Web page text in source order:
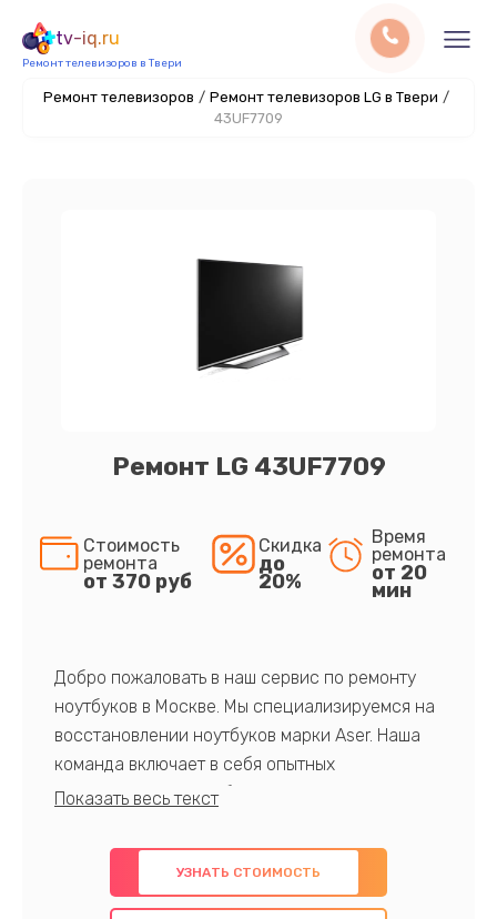
tv-iq.ru
Ремонт телевизоров в Твери
Ремонт телевизоров / Ремонт телевизоров LG в Твери /
43UF7709
Ремонт LG 43UF7709
Стоимость
ремонта
от 370 руб
Скидка
до
20%
Время
ремонта
от 20
мин
Добро пожаловать в наш сервис по ремонту
ноутбуков в Москве. Мы специализируемся на
восстановлении ноутбуков марки Aser. Наша
команда включает в себя опытных
профессионалов с обширными знаниями и
предлагаем быстрый и качественный ремонт с
использованием оригинальных компонентов, а
также гарантируем качество всех
УЗНАТЬ СТОИМОСТЬ